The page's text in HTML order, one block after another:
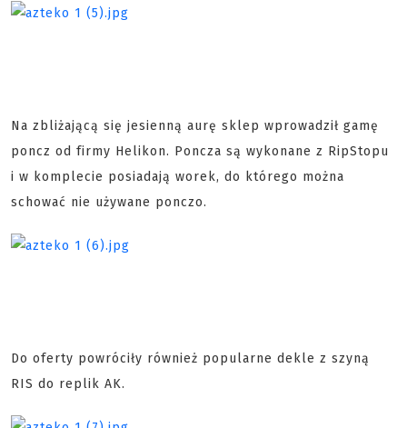
Na zbliżającą się jesienną aurę sklep wprowadził gamę
poncz od firmy Helikon. Poncza są wykonane z RipStopu
i w komplecie posiadają worek, do którego można
schować nie używane ponczo.
Do oferty powróciły również popularne dekle z szyną
RIS do replik AK.